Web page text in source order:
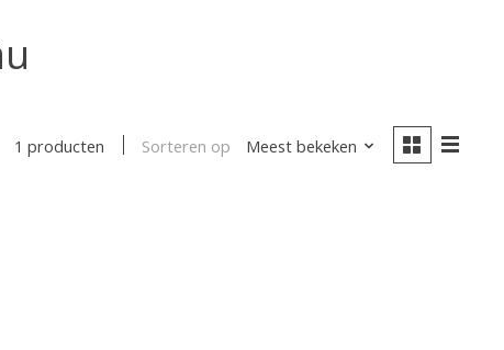
1 producten Sorteren op Meest bekeken